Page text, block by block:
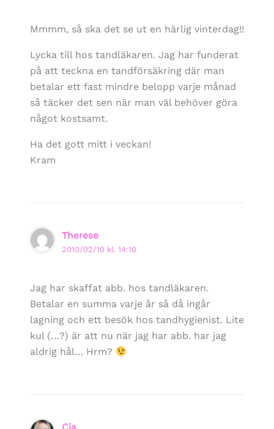
Mmmm, så ska det se ut en härlig vinterdag!!
Lycka till hos tandläkaren. Jag har funderat
på att teckna en tandförsäkring där man
betalar ett fast mindre belopp varje månad
så täcker det sen när man väl behöver göra
något kostsamt.
Ha det gott mitt i veckan!
Kram
Therese
2010/02/10 kl. 14:10
Jag har skaffat abb. hos tandläkaren.
Betalar en summa varje år så då ingår
lagning och ett besök hos tandhygienist. Lite
kul (…?) är att nu när jag har abb. har jag
aldrig hål… Hrm?